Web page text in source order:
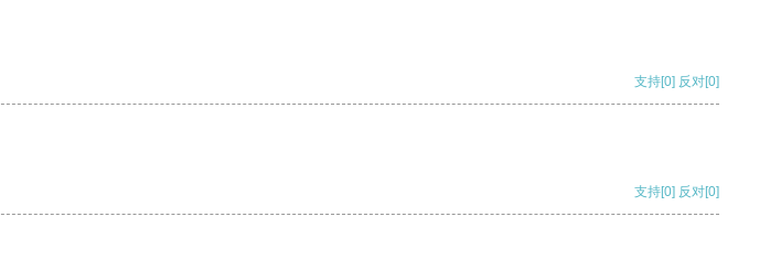
支持[0] 反对[0]
支持[0] 反对[0]